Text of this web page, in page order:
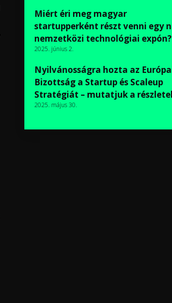
Miért éri meg magyar
startupperként részt venni egy
nemzetközi technológiai expón?
2025. június 2.
Nyilvánosságra hozta az
Bizottság a Startup és Scaleup
Stratégiát – mutatjuk a
2025. május 30.